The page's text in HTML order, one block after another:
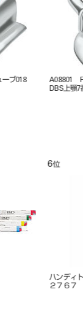
ミニチューブ018
右
ルジロイワイヤー